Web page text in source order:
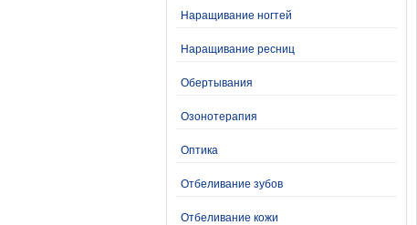
Наращивание ногтей
Наращивание ресниц
Обертывания
Озонотерапия
Оптика
Отбеливание зубов
Отбеливание кожи